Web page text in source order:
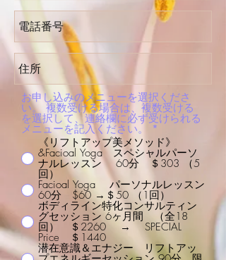
お申し込みのメニューを選択くださ
い。 複数受ける場合は、複数受ける
を選択して、連絡欄に必ず受けられる
メニューを記入ください。 *
《リフトアップ美メソッド》
&Facioal Yoga スペシャルパーソ
ナルレッスン 60分 ＄303 （5
回）
Facioal Yoga パーソナルレッスン
60分 $60 →＄50 （1回）
ボディライン特化コンサルティン
グセッション 6ヶ月間 （全18
回） ＄2260 → SPECIAL
Price ＄1440
潜在意識＆エナジー リフトアッ